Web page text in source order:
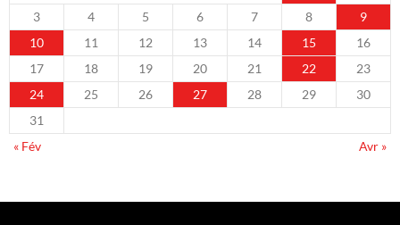
3
4 5 6 7 8
9
10
11 12 13 14 15
16
17
18 19 20 21 22
23
24
25 26 27 28 29
30
31
« Fév
Avr »